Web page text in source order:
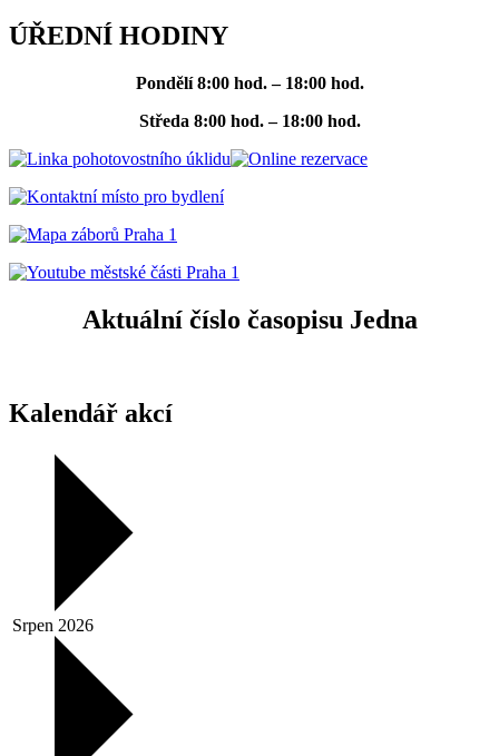
ÚŘEDNÍ HODINY
Pondělí 8:00 hod. – 18:00 hod.
Středa 8:00 hod. – 18:00 hod.
Aktuální číslo časopisu Jedna
Kalendář akcí
Srpen 2026